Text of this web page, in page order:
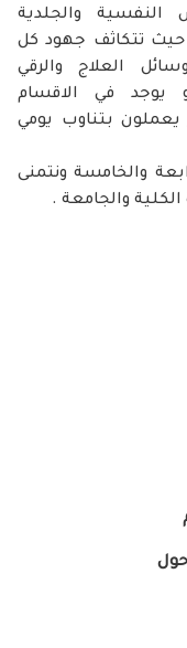
النفسية والجلدية
حيث تتكاثف جهود كل
العلاج والرقي
و يوجد في الاقسام
يعملون بتناوب يومي
والخامسة ونتمنى
والجامعة .